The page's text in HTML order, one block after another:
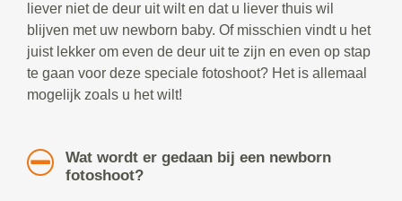
liever niet de deur uit wilt en dat u liever thuis wil
blijven met uw newborn baby. Of misschien vindt u het
juist lekker om even de deur uit te zijn en even op stap
te gaan voor deze speciale fotoshoot? Het is allemaal
mogelijk zoals u het wilt!
Wat wordt er gedaan bij een newborn
fotoshoot?